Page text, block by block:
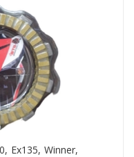
Ex135, Winner,